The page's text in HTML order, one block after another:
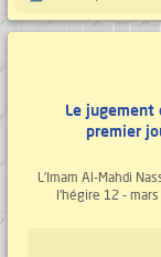
Le jugement
premier
- 1 - L'Imam Al-Mahdi
l'hégire 12 -